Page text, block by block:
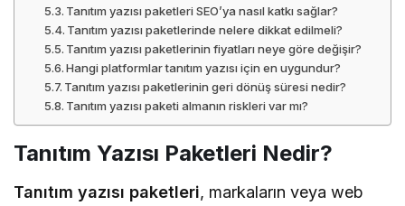
Tanıtım yazısı paketleri SEO’ya nasıl katkı sağlar?
Tanıtım yazısı paketlerinde nelere dikkat edilmeli?
Tanıtım yazısı paketlerinin fiyatları neye göre değişir?
Hangi platformlar tanıtım yazısı için en uygundur?
Tanıtım yazısı paketlerinin geri dönüş süresi nedir?
Tanıtım yazısı paketi almanın riskleri var mı?
Tanıtım Yazısı Paketleri Nedir?
Tanıtım yazısı paketleri, markaların veya web